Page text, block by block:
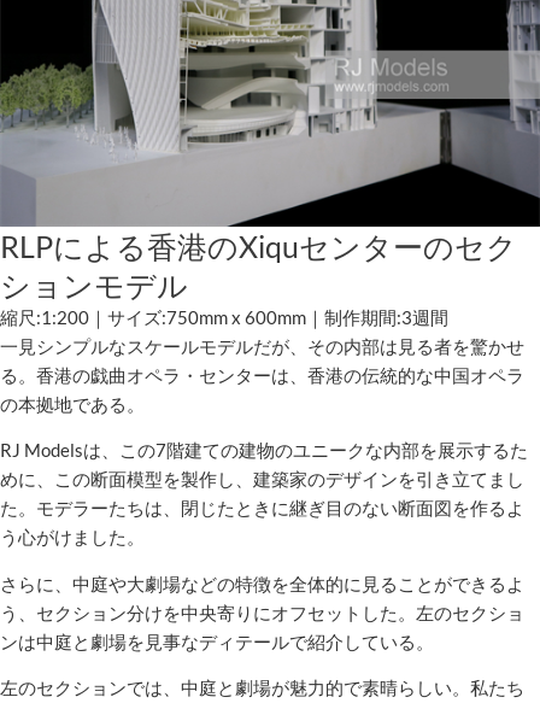
RLPによる香港のXiquセンターのセク
ションモデル
縮尺:1:200｜サイズ:750mm x 600mm｜制作期間:3週間
一見シンプルなスケールモデルだが、その内部は見る者を驚かせ
る。香港の戯曲オペラ・センターは、香港の伝統的な中国オペラ
の本拠地である。
RJ Modelsは、この7階建ての建物のユニークな内部を展示するた
めに、この断面模型を製作し、建築家のデザインを引き立てまし
た。モデラーたちは、閉じたときに継ぎ目のない断面図を作るよ
う心がけました。
さらに、中庭や大劇場などの特徴を全体的に見ることができるよ
う、セクション分けを中央寄りにオフセットした。左のセクショ
ンは中庭と劇場を見事なディテールで紹介している。
左のセクションでは、中庭と劇場が魅力的で素晴らしい。私たち